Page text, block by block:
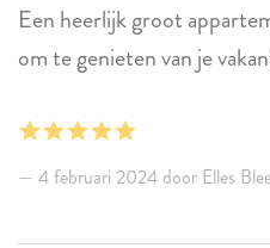
Een heerlijk groot
om te genieten van je
4 februari 2024 door Elles